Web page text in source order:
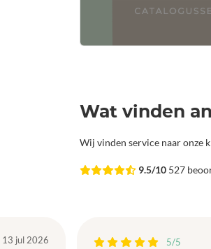
Wat vinden
Wij vinden service naar onze
9.5/10527
13 jul 2026 5/5